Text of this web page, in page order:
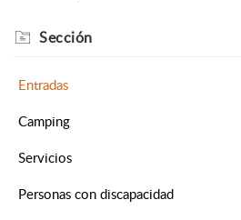
Sección
Entradas
Camping
Servicios
Personas con discapacidad